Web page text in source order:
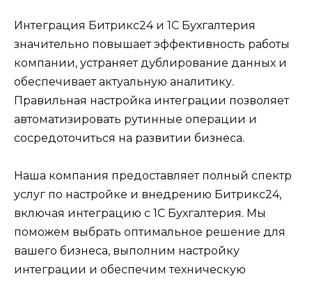
Интеграция Битрикс24 и 1С Бухгалтерия
значительно повышает эффективность работы
компании, устраняет дублирование данных и
обеспечивает актуальную аналитику.
Правильная настройка интеграции позволяет
автоматизировать рутинные операции и
сосредоточиться на развитии бизнеса.
Наша компания предоставляет полный спектр
услуг по настройке и внедрению Битрикс24,
включая интеграцию с 1С Бухгалтерия. Мы
поможем выбрать оптимальное решение для
вашего бизнеса, выполним настройку
интеграции и обеспечим техническую